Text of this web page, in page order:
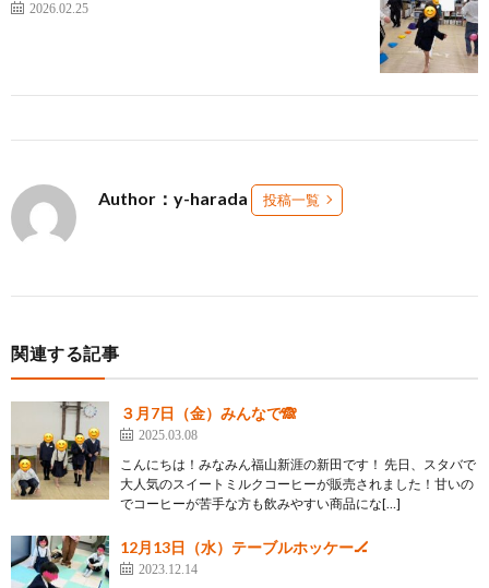
2026.02.25
Author：y-harada 投稿一覧
関連する記事
３月7日（金）みんなで🙈
2025.03.08
こんにちは！みなみん福山新涯の新田です！ 先日、スタバで
大人気のスイートミルクコーヒーが販売されました！甘いの
でコーヒーが苦手な方も飲みやすい商品にな[…]
12月13日（水）テーブルホッケー🏒
2023.12.14